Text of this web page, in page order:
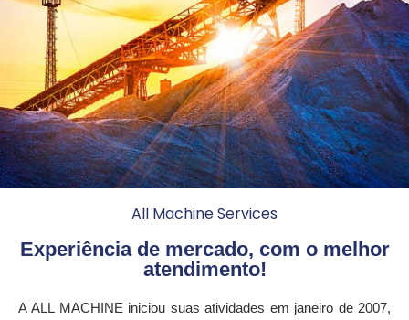
All Machine Services
Experiência de mercado, com o melhor
atendimento!
AALL MACHINEiniciou suas atividades em janeiro de 2007,